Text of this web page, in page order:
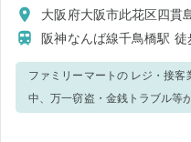
大阪府大阪市此花区四貫
阪神なんば線千鳥橋駅 徒
ファミリーマートの レジ・接客業
中、万一窃盗・金銭トラブル等